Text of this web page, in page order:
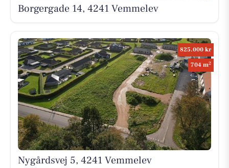
Borgergade 14, 4241 Vemmelev
825.000 kr
704 m2
Nygårdsvej 5, 4241 Vemmelev